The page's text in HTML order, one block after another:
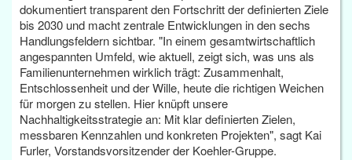
dokumentiert transparent den Fortschritt der definierten Ziele
bis 2030 und macht zentrale Entwicklungen in den sechs
Handlungsfeldern sichtbar. "In einem gesamtwirtschaftlich
angespannten Umfeld, wie aktuell, zeigt sich, was uns als
Familienunternehmen wirklich trägt: Zusammenhalt,
Entschlossenheit und der Wille, heute die richtigen Weichen
für morgen zu stellen. Hier knüpft unsere
Nachhaltigkeitsstrategie an: Mit klar definierten Zielen,
messbaren Kennzahlen und konkreten Projekten", sagt Kai
Furler, Vorstandsvorsitzender der Koehler-Gruppe.